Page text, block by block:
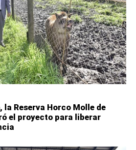
la Reserva Horco Molle de
el proyecto para liberar